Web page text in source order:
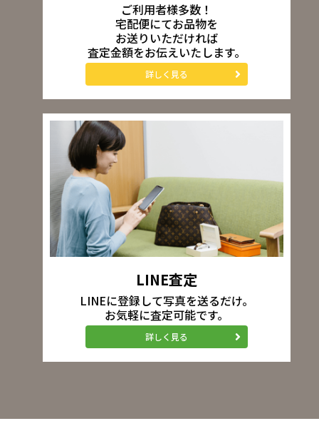
ご利用者様多数！
宅配便にてお品物を
お送りいただければ
査定金額をお伝えいたします。
詳しく見る
LINE査定
LINEに登録して写真を送るだけ。
お気軽に査定可能です。
詳しく見る